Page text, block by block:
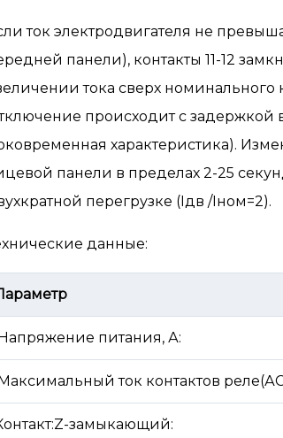
ток электродвигателя не
панели), контакты 11-12
тока сверх номинального
происходит с задержкой
характеристика).
панели в пределах 2-25
перегрузке (Iдв /Iном=2).
данные:
Напряжение питания, А:
Максимальный ток контактов
замыкающий: